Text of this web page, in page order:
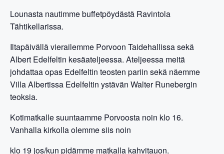
Lounasta nautimme buffetpöydästä Ravintola
Tähtikellarissa.
Iltapäivällä vierailemme Porvoon Taidehallissa sekä
Albert Edelfeltin kesäateljeessa. Ateljeessa meitä
johdattaa opas Edelfeltin teosten pariin sekä näemme
Villa Albertissa Edelfeltin ystävän Walter Runebergin
teoksia.
Kotimatkalle suuntaamme Porvoosta noin klo 16.
Vanhalla kirkolla olemme siis noin
klo 19 jos/kun pidämme matkalla kahvitauon.